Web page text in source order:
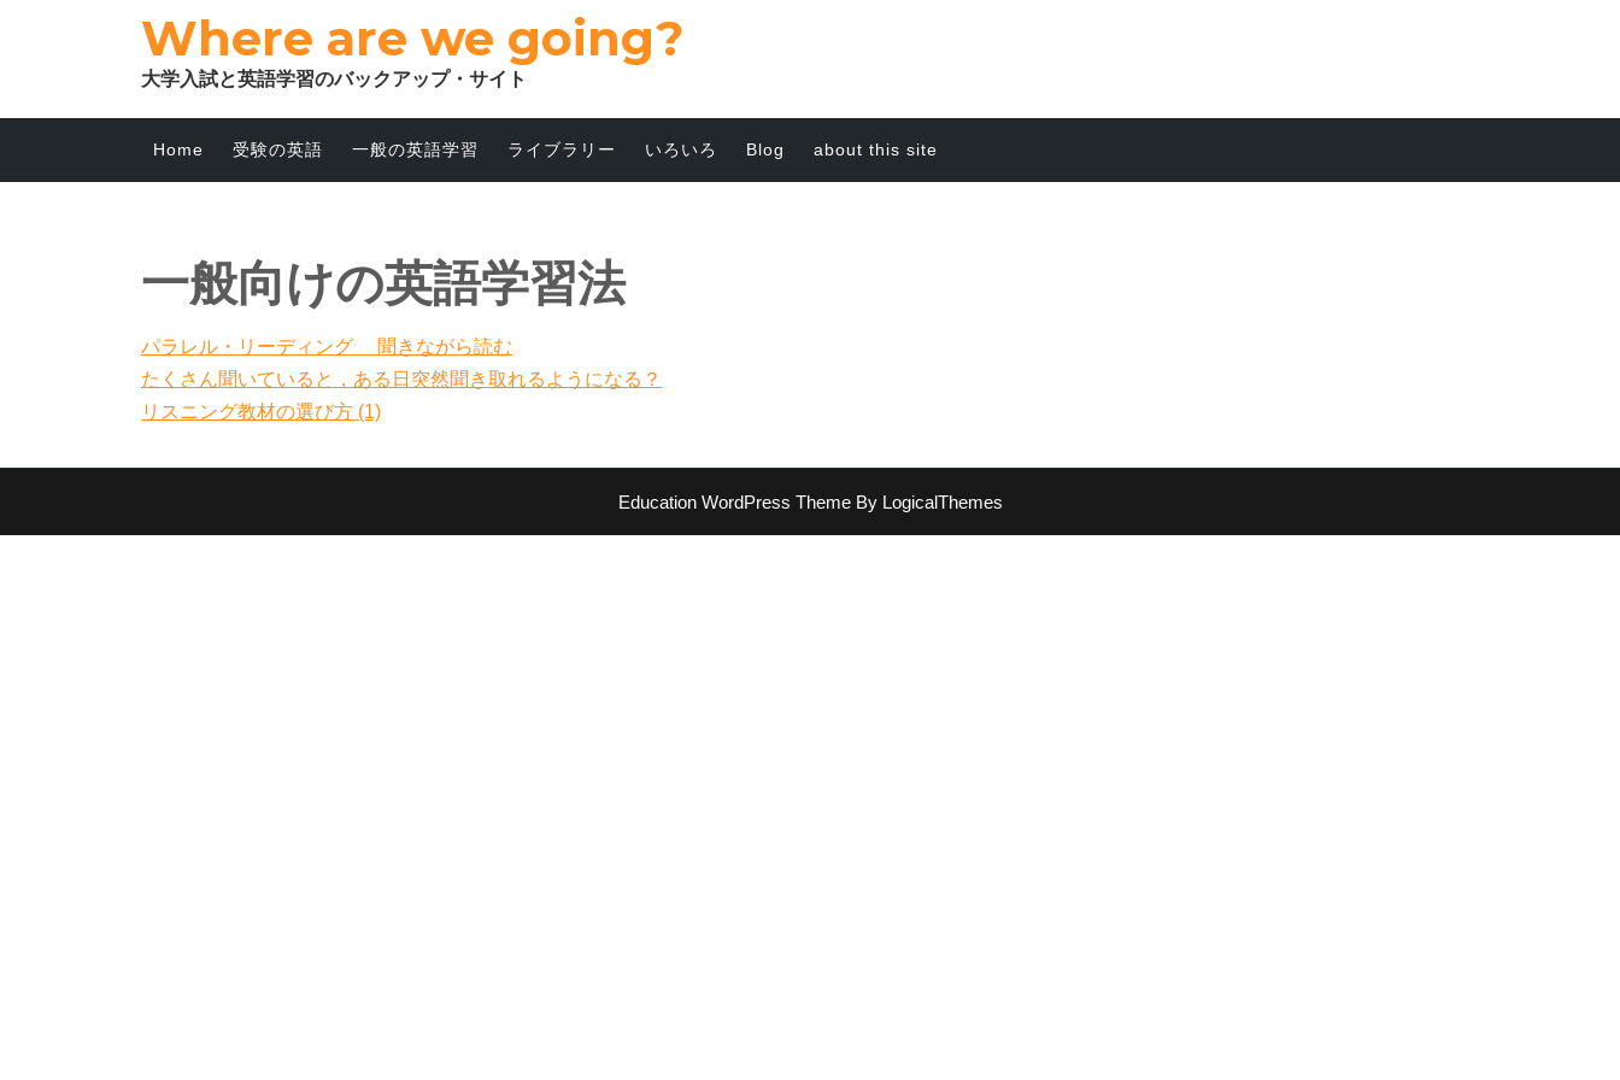
Where are we going?
大学入試と英語学習のバックアップ・サイト
Home 受験の英語 一般の英語学習 ライブラリー いろいろ Blog about this site
一般向けの英語学習法
パラレル・リーディング 聞きながら読む
たくさん聞いていると，ある日突然聞き取れるようになる？
リスニング教材の選び方 (1)
Education WordPress ThemeBy LogicalThemes